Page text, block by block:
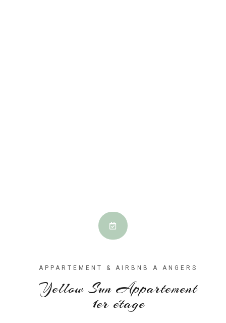
APPARTEMENT & AIRBNB A ANGERS
Yellow Sun Appartement
1er étage